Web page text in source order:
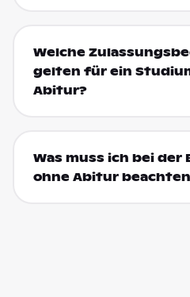
Welche
gelten für ein
Abitur?
Was muss ich bei der
ohne Abitur